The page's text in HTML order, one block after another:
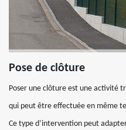
Pose de clôture
Poser une clôture est une activité
qui peut être effectuée en même
Ce type d’intervention peut